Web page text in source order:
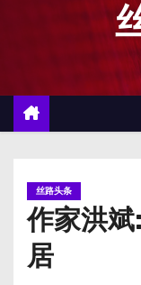
丝路头条
作家洪
居